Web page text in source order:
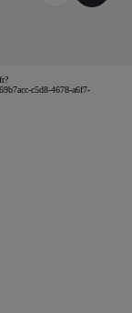
c5d8-4678-a6f7-